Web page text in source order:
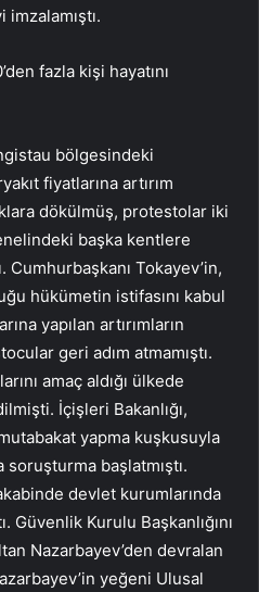
imzalamıştı.
fazla kişi hayatını
bölgesindeki
fiyatlarına artırım
dökülmüş, protestolar iki
başka kentlere
Cumhurbaşkanı Tokayev’in,
hükümetin istifasını kabul
yapılan artırımların
geri adım atmamıştı.
amaç aldığı ülkede
İçişleri Bakanlığı,
yapma kuşkusuyla
başlatmıştı.
devlet kurumlarında
Güvenlik Kurulu Başkanlığını
Nazarbayev’den devralan
yeğeni Ulusal